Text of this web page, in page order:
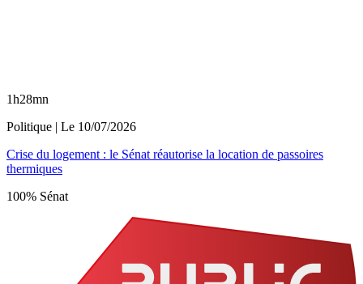
1h28mn
Politique | Le 10/07/2026
Crise du logement : le Sénat réautorise la location de passoires
thermiques
100% Sénat